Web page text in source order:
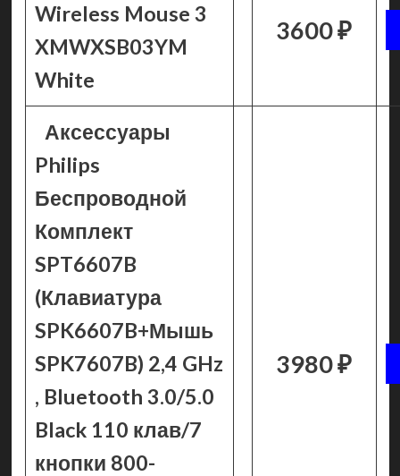
Wireless Mouse 3
XMWXSB03YM
White
3600 ₽
Аксессуары
Philips
Беспроводной
Комплект
SPT6607B
(Клавиатура
SPK6607B+Мышь
SPK7607B) 2,4 GHz
, Bluetooth 3.0/5.0
Black 110 клав/7
кнопки 800-
3980 ₽